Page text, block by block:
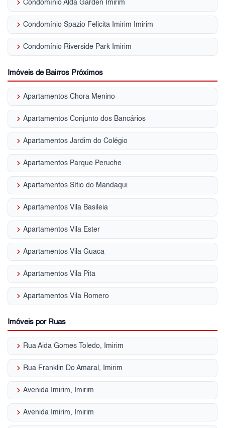
keyboard_arrow_right Condomínio Alda Garden Imirim
keyboard_arrow_right Condomínio Spazio Felicita Imirim Imirim
keyboard_arrow_right Condomínio Riverside Park Imirim
Imóveis de Bairros Próximos
keyboard_arrow_right Apartamentos Chora Menino
keyboard_arrow_right Apartamentos Conjunto dos Bancários
keyboard_arrow_right Apartamentos Jardim do Colégio
keyboard_arrow_right Apartamentos Parque Peruche
keyboard_arrow_right Apartamentos Sítio do Mandaqui
keyboard_arrow_right Apartamentos Vila Basileia
keyboard_arrow_right Apartamentos Vila Ester
keyboard_arrow_right Apartamentos Vila Guaca
keyboard_arrow_right Apartamentos Vila Pita
keyboard_arrow_right Apartamentos Vila Romero
Imóveis por Ruas
keyboard_arrow_right Rua Aida Gomes Toledo, Imirim
keyboard_arrow_right Rua Franklin Do Amaral, Imirim
keyboard_arrow_right Avenida Imirim, Imirim
keyboard_arrow_right Avenida Imirim, Imirim